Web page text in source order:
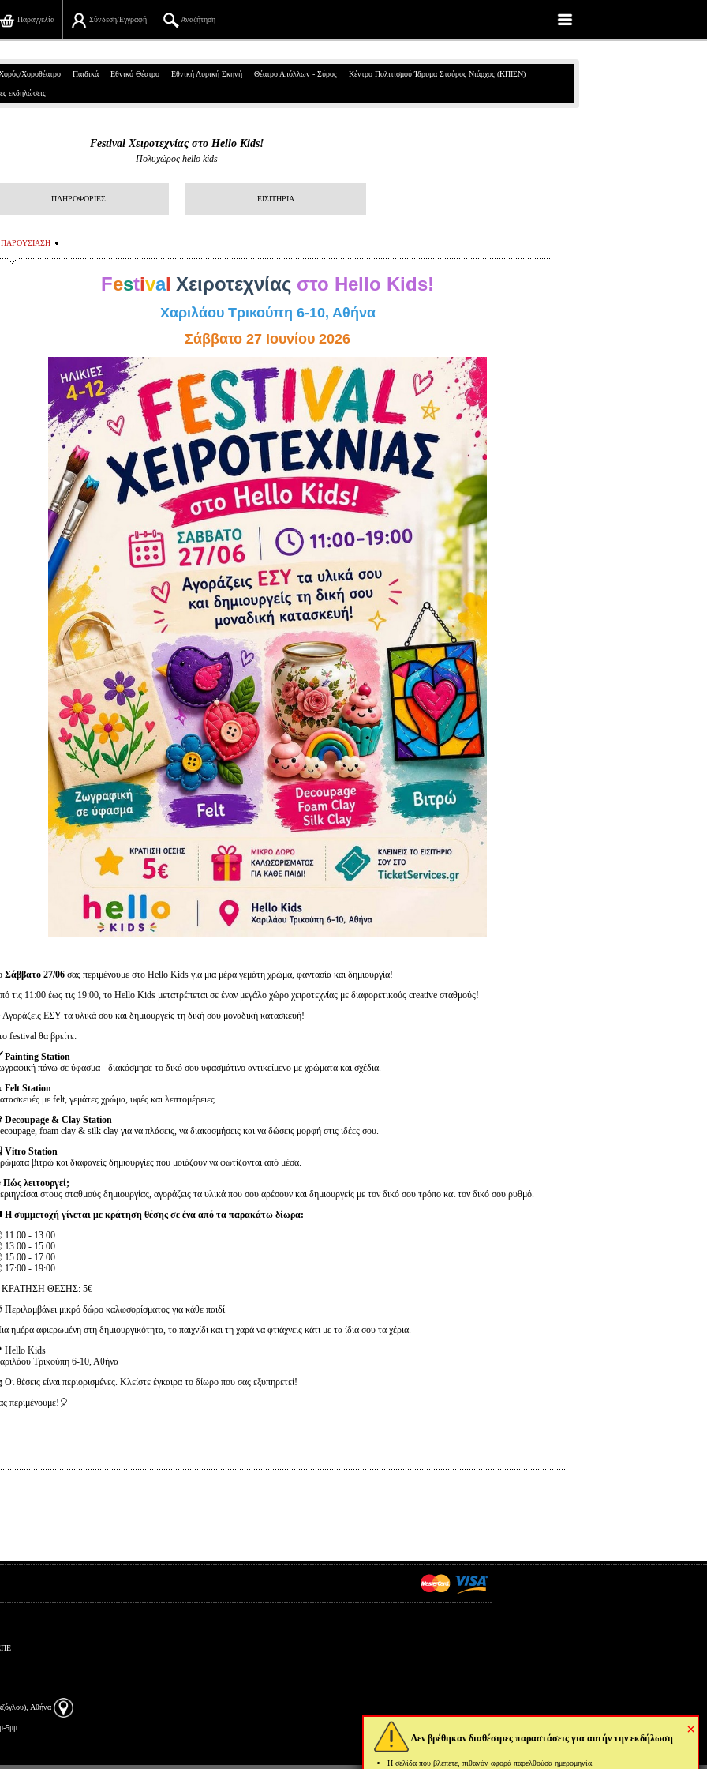
Αναζήτηση
Σύνδεση/Εγγραφή
Παραγγελία
Πανεπιστημίου 39, Αθήνα
Αναζήτηση
Αναζήτηση παραγγελίας
Προσωπικά Δεδομένα
Είσοδος διαχειριστή
Χοροθέατρο Παιδικά Εθνικό Θέατρο Εθνική Λυρική Σκηνή Θέατρο Απόλλων - Σύρος Κέντρο Πολιτισμού Ίδρυμα Σταύρος Νιάρχος (ΚΠΙΣΝ)
εκδηλώσεις
Festival Χειροτεχνίας στο Hello Kids!
×
Δεν βρέθηκαν διαθέσιμες παραστάσεις για αυτήν την εκδήλωση
Η σελίδα που βλέπετε, πιθανόν αφορά παρελθούσα ημερομηνία.
Πολυχώρος hello kids
ΠΛΗΡΟΦΟΡΙΕΣ ΕΙΣΙΤΗΡΙΑ
ΠΑΡΟΥΣΙΑΣΗ
Festival Χειροτεχνίας στο Hello Kids!
Χαριλάου Τρικούπη 6-10, Αθήνα
Σάββατο 27 Ιουνίου 2026
Σάββατο 27/06 σας περιμένουμε στο Hello Kids για μια μέρα γεμάτη χρώμα, φαντασία και δημιουργία!
τις 11:00 έως τις 19:00, το Hello Kids μετατρέπεται σε έναν μεγάλο χώρο χειροτεχνίας με διαφορετικούς creative σταθμούς!
Αγοράζεις ΕΣΥ τα υλικά σου και δημιουργείς τη δική σου μοναδική κατασκευή!
festival θα βρείτε:
Painting Station
πάνω σε ύφασμα - διακόσμησε το δικό σου υφασμάτινο αντικείμενο με χρώματα και σχέδια.
Felt Station
με felt, γεμάτες χρώμα, υφές και λεπτομέρειες.
Decoupage & Clay Station
foam clay & silk clay για να πλάσεις, να διακοσμήσεις και να δώσεις μορφή στις ιδέες σου.
Vitro Station
βιτρώ και διαφανείς δημιουργίες που μοιάζουν να φωτίζονται από μέσα.
Πώς λειτουργεί;
στους σταθμούς δημιουργίας, αγοράζεις τα υλικά που σου αρέσουν και δημιουργείς με τον δικό σου τρόπο και τον δικό σου ρυθμό.
συμμετοχή γίνεται με κράτηση θέσης σε ένα από τα παρακάτω δίωρα:
11:00 - 13:00
13:00 - 15:00
15:00 - 17:00
17:00 - 19:00
ΚΡΑΤΗΣΗ ΘΕΣΗΣ: 5€
Περιλαμβάνει μικρό δώρο καλωσορίσματος για κάθε παιδί
ημέρα αφιερωμένη στη δημιουργικότητα, το παιχνίδι και τη χαρά να φτιάχνεις κάτι με τα ίδια σου τα χέρια.
Hello Kids
Τρικούπη 6-10, Αθήνα
Οι θέσεις είναι περιορισμένες. Κλείστε έγκαιρα το δίωρο που σας εξυπηρετεί!
περιμένουμε!🎈
Αθήνα
5μμ